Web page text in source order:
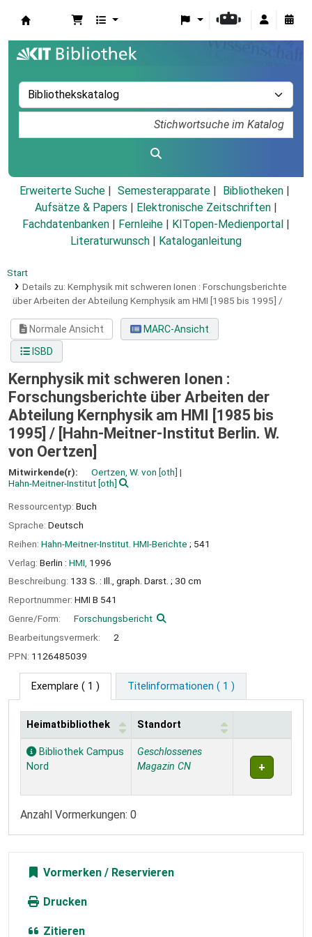
Erweiterte Suche Semesterapparate
Bibliotheken
Aufsätze & Papers
Elektronische Zeitschriften
Fachdatenbanken
Fernleihe KITopen-Medienportal
Literaturwunsch
Kataloganleitung
Start
Details zu: Kernphysik mit schweren Ionen : Forschungsberichte
über Arbeiten der Abteilung Kernphysik am HMI [1985 bis 1995] /
Normale Ansicht
MARC-Ansicht
ISBD
Kernphysik mit schweren Ionen :
Forschungsberichte über Arbeiten der
Abteilung Kernphysik am HMI [1985 bis
1995] / [Hahn-Meitner-Institut Berlin. W.
von Oertzen]
Mitwirkende(r): Oertzen, W. von [oth]
Hahn-Meitner-Institut [oth]
Ressourcentyp: Buch
Sprache: Deutsch
Reihen: Hahn-Meitner-Institut. HMI-Berichte ; 541
Verlag: Berlin : HMI, 1996
Beschreibung: 133 S. : Ill., graph. Darst. ; 30 cm
Reportnummer: HMI B 541
Genre/Form:
Forschungsbericht
Bearbeitungsvermerk:
2
PPN: 1126485039
Exemplare ( 1 ) Titelinformationen ( 1 )
Exemplare
Heimatbibliothek Standort
Bibliothek Campus
Nord
Geschlossenes
Magazin CN
Anzahl Vormerkungen: 0
Vormerken
Drucken
Zitieren